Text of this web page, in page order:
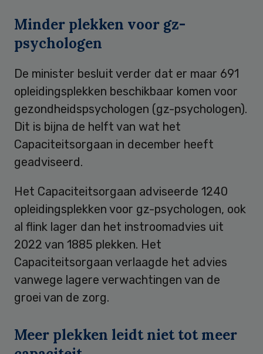
Minder plekken voor gz-
psychologen
De minister besluit verder dat er maar 691
opleidingsplekken beschikbaar komen voor
gezondheidspsychologen (gz-psychologen).
Dit is bijna de helft van wat het
Capaciteitsorgaan in december heeft
geadviseerd.
Het Capaciteitsorgaan adviseerde 1240
opleidingsplekken voor gz-psychologen, ook
al flink lager dan het instroomadvies uit
2022 van 1885 plekken. Het
Capaciteitsorgaan verlaagde het advies
vanwege lagere verwachtingen van de
groei van de zorg.
Meer plekken leidt niet tot meer